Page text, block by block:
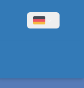
Menù lingue